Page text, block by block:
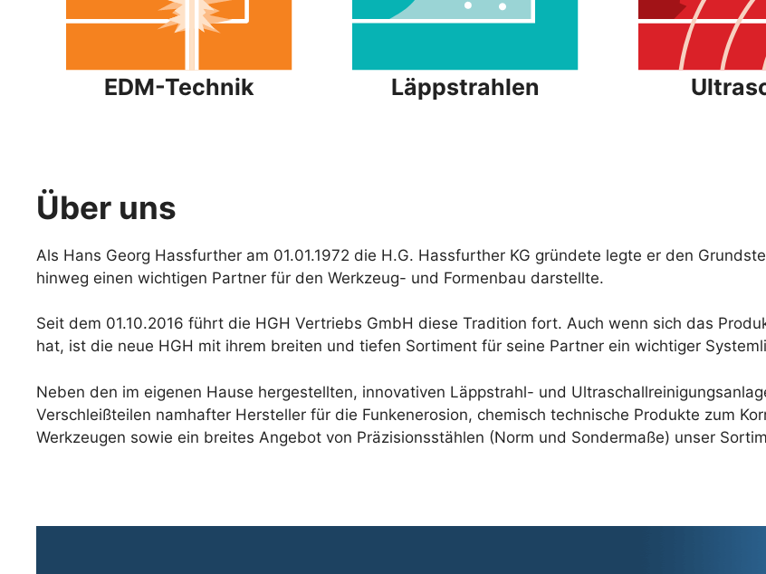
EDM-Technik Läppstrahlen
Über uns
Als Hans Georg Hassfurther am 01.01.1972 die H.G. Hassfurther KG gründete legte er den
hinweg einen wichtigen Partner für den Werkzeug- und Formenbau darstellte.
Seit dem 01.10.2016 führt die HGH Vertriebs GmbH diese Tradition fort. Auch wenn sich das
hat, ist die neue HGH mit ihrem breiten und tiefen Sortiment für seine Partner ein wichtiger
Neben den im eigenen Hause hergestellten, innovativen Läppstrahl- und
Verschleißteilen namhafter Hersteller für die Funkenerosion, chemisch technische Produkte zum
Werkzeugen sowie ein breites Angebot von Präzisionsstählen (Norm und Sondermaße) unser